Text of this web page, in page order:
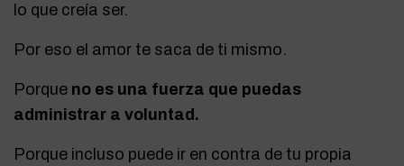
lo que creía ser.
Por eso el amor te saca de ti mismo.
Porque no es una fuerza que puedas
administrar a voluntad.
Porque incluso puede ir en contra de tu propia